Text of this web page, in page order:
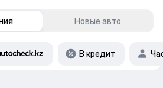
Новые авто
В кредит